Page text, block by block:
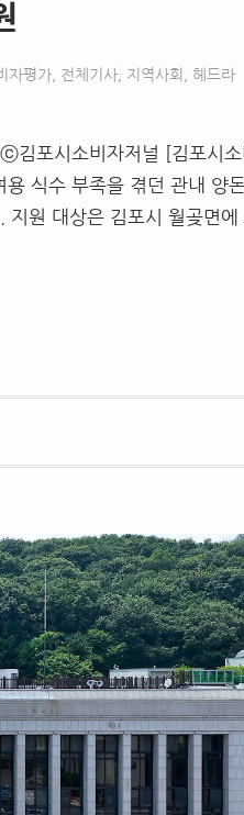
자평가 전체기사 지역사회 헤드라
포시소비자저널 [김포시소
식수 부족을 겪던 관내 양
지원 대상은 김포시 월곶면에